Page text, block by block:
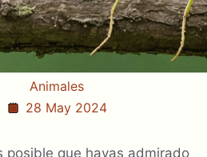
Animales
28 May 2024
posible que hayas admirado